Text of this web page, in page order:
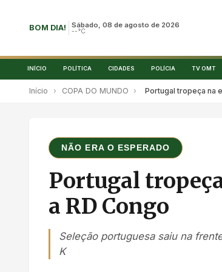
BOM DIA! Sábado, 08 de agosto de 2026
--°C
INÍCIO POLÍTICA CIDADES POLÍCIA TV OMT
Início › COPA DO MUNDO › Portugal tropeça na
NÃO ERA O ESPERADO
Portugal
a RD Congo
Seleção portuguesa saiu na
K